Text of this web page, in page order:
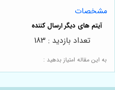
مشخصات
به این مقاله امتیاز بدهید :
تعداد بازدید : 183